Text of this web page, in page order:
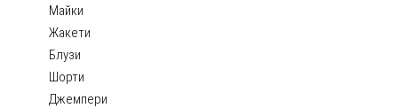
Майки
Жакети
Блузи
Шорти
Джемпери